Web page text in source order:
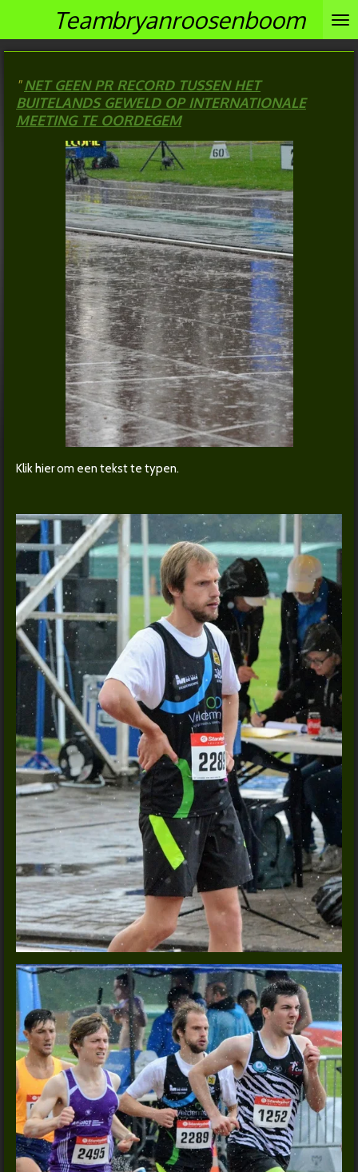
naar
hoofdinhoud
Teambryanroosenboom
"NET GEEN PR RECORD TUSSEN HET
BUITELANDS GEWELD OP INTERNATIONALE
MEETING TE OORDEGEM
Klik hier om een tekst te typen.